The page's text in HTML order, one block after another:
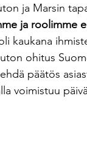
ja Marsin
ja roolimme
kaukana
ohitus
päätös
voimistuu